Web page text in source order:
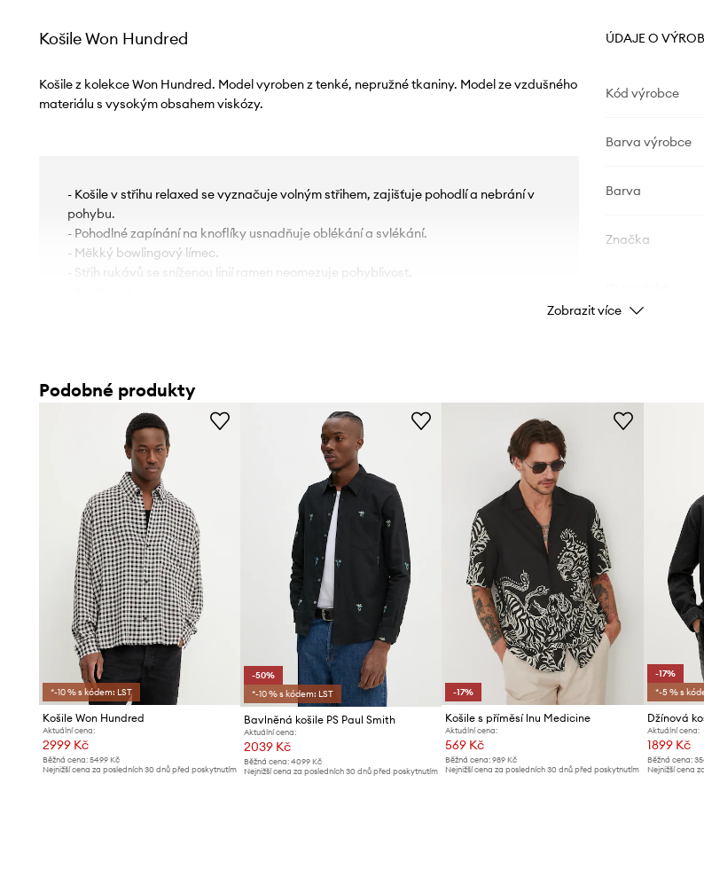
Košile Won Hundred
Košile z kolekce Won Hundred. Model vyroben z tenké, nepružné tkaniny. Model ze vzdušného
materiálu s vysokým obsahem viskózy.
- Košile v střihu relaxed se vyznačuje volným střihem, zajišťuje pohodlí a nebrání v
pohybu.
- Pohodlné zapínání na knoflíky usnadňuje oblékání a svlékání.
- Měkký bowlingový límec.
- Střih rukávů se sníženou linií ramen neomezuje pohyblivost.
ÚDAJE O
Kód výrobce
Barva výrobce
Barva
Značka
Zobrazit více
Podobné produkty
*-10 % s kódem: LST
Košile Won Hundred
Aktuální cena:
2999 Kč
Běžná cena: 5499 Kč
Nejnižší cena za posledních 30 dnů před poskytnutím
-50%
*-10 % s kódem: LST
Bavlněná košile PS Paul Smith
Aktuální cena:
2039 Kč
Běžná cena:4099 Kč
Nejnižší cena za posledních 30 dnů před poskytnutím
-17%
Košile s příměsí lnu Medicine
Aktuální cena:
569 Kč
Běžná cena: 989 Kč
Nejnižší cena za posledních 30 dnů před poskytnutím
-17%
*-5 % s
Džínová
Aktuální cena:
1899 Kč
Běžná cena:
Nejnižší cena